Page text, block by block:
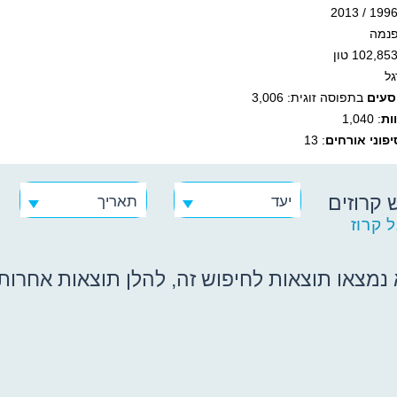
בתפוסה זוגית: 3,006
: 1,040
אורחים: 13
קרוזים
קרוז
יעד תאריך
נמצאו תוצאות לחיפוש זה, להלן תוצאות אחרות